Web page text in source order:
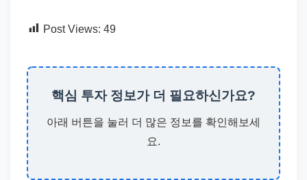
Post Views: 49
핵심 투자 정보가 더 필요하신가요?
아래 버튼을 눌러 더 많은 정보를 확인해보세
요.